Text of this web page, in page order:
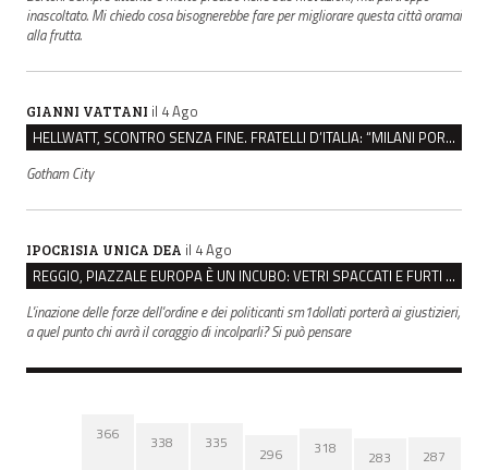
inascoltato. Mi chiedo cosa bisognerebbe fare per migliorare questa città oramai
alla frutta.
GIANNI VATTANI il 4 Ago
HELLWATT, SCONTRO SENZA FINE. FRATELLI D’ITALIA: “MILANI PORTA DOCUMENTI, DE FRANCO INSULTI”
Gotham City
IPOCRISIA UNICA DEA il 4 Ago
REGGIO, PIAZZALE EUROPA È UN INCUBO: VETRI SPACCATI E FURTI SULLE AUTO IN SOSTA
L'inazione delle forze dell'ordine e dei politicanti sm1dollati porterà ai giustizieri,
a quel punto chi avrà il coraggio di incolparli? Si può pensare
366 338 335
296 318 283 287